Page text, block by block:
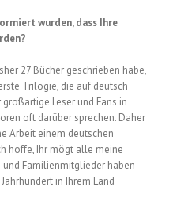
wurden, dass Ihre
27 Bücher geschrieben habe,
Trilogie, die auf deutsch
Leser und Fans in
oft darüber sprechen. Daher
Arbeit einem deutschen
hoffe, Ihr mögt alle meine
Familienmitglieder haben
in Ihrem Land